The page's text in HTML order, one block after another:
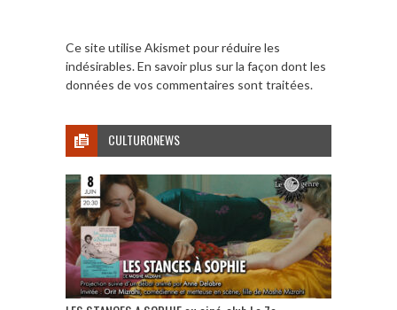
Ce site utilise Akismet pour réduire les
indésirables.En savoir plus sur la façon dont les
données de vos commentaires sont traitées.
CULTURONEWS